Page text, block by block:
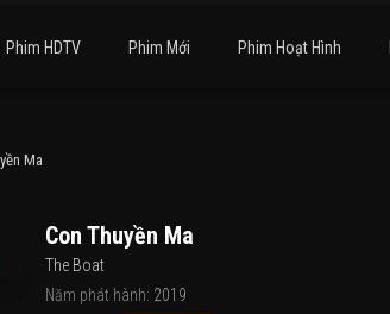
Phim HDTV Phim Mới Phim Hoạt Hình
Ma
Con Thuyền Ma
The Boat
Năm phát hành: 2019